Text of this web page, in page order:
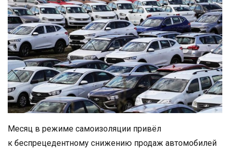
Месяц в режиме самоизоляции привёл
к беспрецедентному снижению продаж автомобилей